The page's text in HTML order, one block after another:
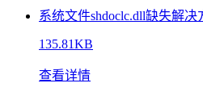
系统文件shdoclc.dll缺失解决
135.81KB
查看详情